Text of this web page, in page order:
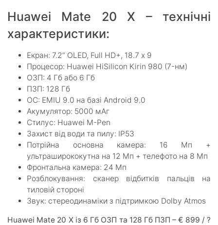
Huawei Mate 20 X – технічні
характеристики:
Екран: 7.2” OLED, Full HD+, 18.7 х 9
Процесор: Huawei HiSilicon Kirin 980 (7-нм)
ОЗП: 4 Гб або 6 Гб
ПЗП: 128 Гб
ОС: EMIU 9.0 на базі Android 9.0
Акумулятор: 5000 мАг
Стилус: Huawei M-Pen
Захист від води та пилу: IP53
Потрійна основна камера: 16 Мп +
ультраширококутна на 12 Мп + телефото на 8 Мп
Фронтальна камера: 24 Мп
Розблокування: сканер відбитків пальців на
тиловій стороні
Звук: стереодинаміки з підтримкою Dolby Atmos
Huawei Mate 20 X із 6 Гб ОЗП та 128 Гб ПЗП – € 899 / ?